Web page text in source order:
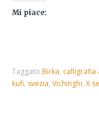
Mi piace:
Taggato Birka, calligrafia
kufi, svezia,Vichinghi,X